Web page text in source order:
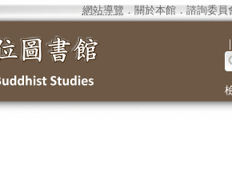
網站導覽 ． 關於本館． 諮詢委員
｜